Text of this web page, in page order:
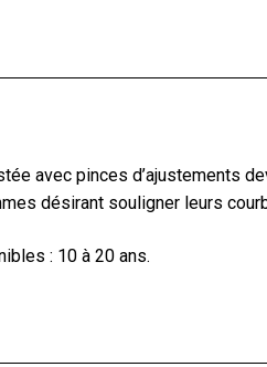
avec pinces d’ajustements
désirant souligner leurs
: 10 à 20 ans.